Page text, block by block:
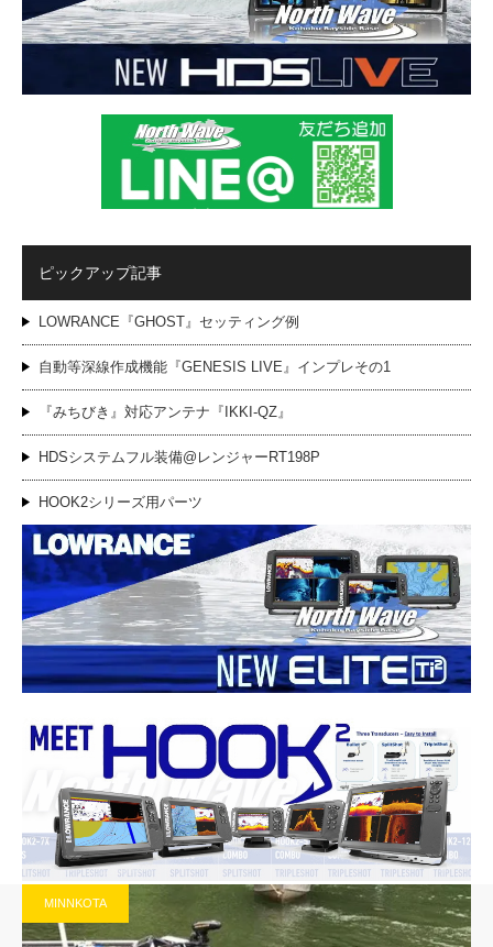
ピックアップ記事
LOWRANCE『GHOST』セッティング例
自動等深線作成機能『GENESIS LIVE』インプレその1
『みちびき』対応アンテナ『IKKI-QZ』
HDSシステムフル装備@レンジャーRT198P
HOOK2シリーズ用パーツ
MINNKOTA